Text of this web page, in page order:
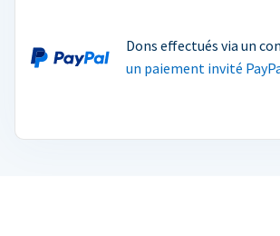
Dons effectués via un
un paiement invité